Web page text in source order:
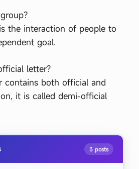
the interaction of people to
goal.
letter?
contains both official and
it is called demi-official
3 posts